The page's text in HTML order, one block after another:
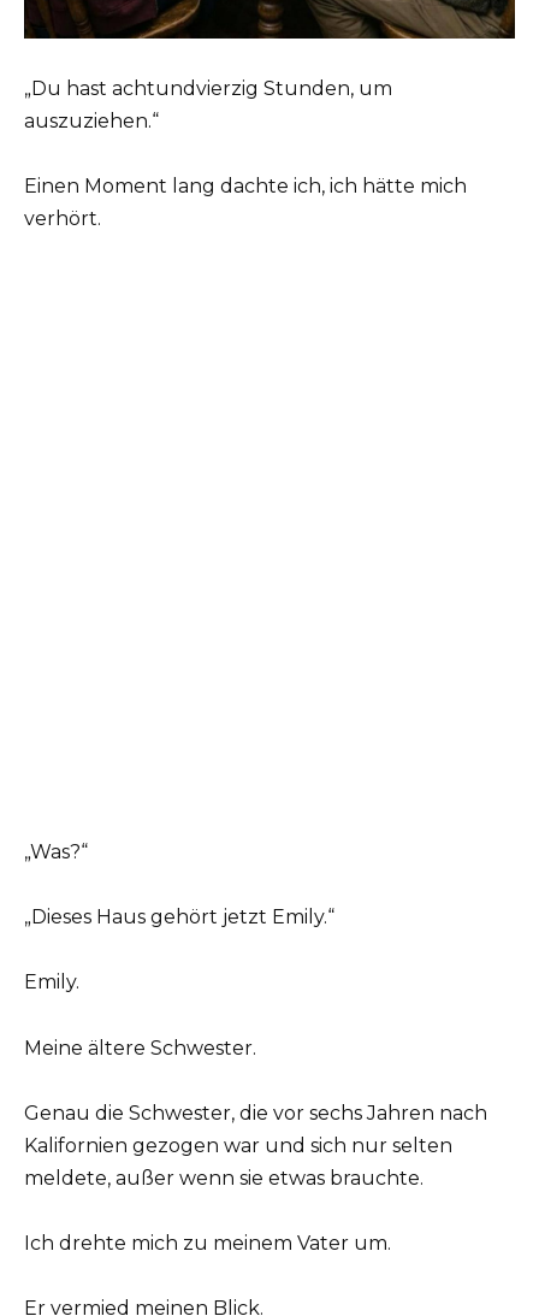
„Du hast achtundvierzig Stunden, um
auszuziehen.“
Einen Moment lang dachte ich, ich hätte mich
verhört.
„Was?“
„Dieses Haus gehört jetzt Emily.“
Emily.
Meine ältere Schwester.
Genau die Schwester, die vor sechs Jahren nach
Kalifornien gezogen war und sich nur selten
meldete, außer wenn sie etwas brauchte.
Ich drehte mich zu meinem Vater um.
Er vermied meinen Blick.